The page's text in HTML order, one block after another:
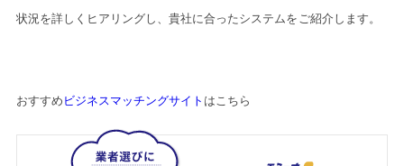
状況を詳しくヒアリングし、貴社に合ったシステムをご紹介します。
おすすめ ビジネスマッチングサイト はこちら